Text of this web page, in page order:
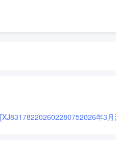
[XJ831782202602280752026年3